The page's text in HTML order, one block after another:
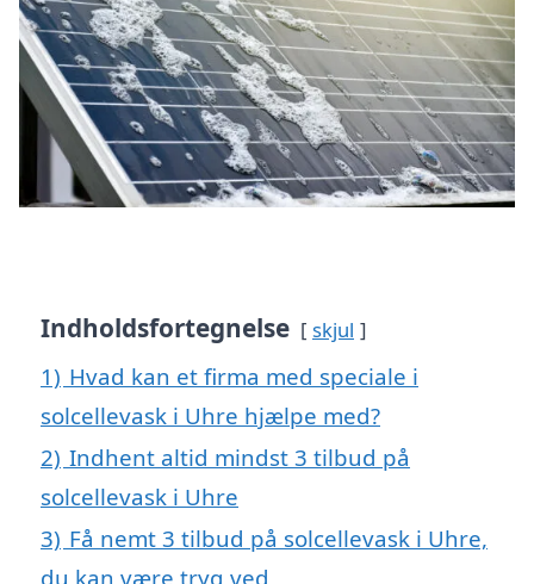
Indholdsfortegnelse skjul
1) Hvad kan et firma med speciale i
solcellevask i Uhre hjælpe med?
2) Indhent altid mindst 3 tilbud på
solcellevask i Uhre
3) Få nemt 3 tilbud på solcellevask i Uhre,
du kan være tryg ved